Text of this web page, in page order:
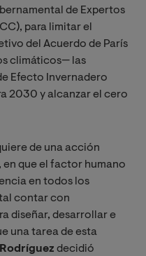
de Expertos
para limitar el
del Acuerdo de París
climáticos— las
Efecto Invernadero
2030 y alcanzar el cero
de una acción
que el factor humano
en todos los
contar con
diseñar, desarrollar e
una tarea de esta
decidió